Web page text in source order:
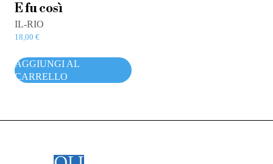
E fu così
IL-RIO
18,00 €
AGGIUNGI AL
CARRELLO